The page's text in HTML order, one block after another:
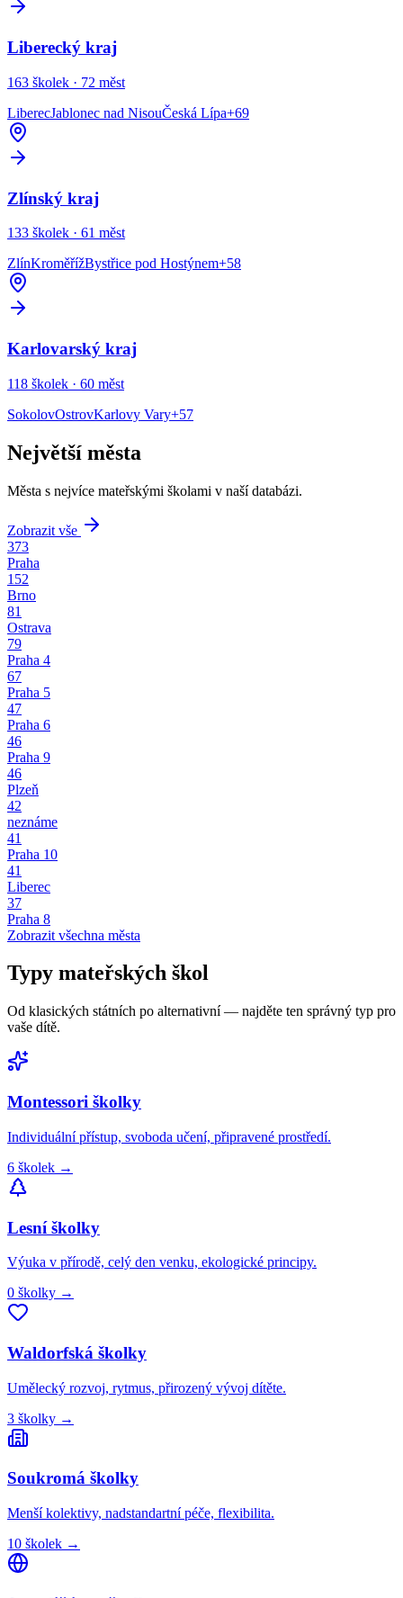
Liberecký kraj
163 školek · 72 měst
LiberecJablonec nad NisouČeská Lípa+69
Zlínský kraj
133 školek · 61 měst
ZlínKroměřížBystřice pod Hostýnem+58
Karlovarský kraj
118 školek · 60 měst
SokolovOstrovKarlovy Vary+57
Největší města
Města s nejvíce mateřskými školami v naší databázi.
Zobrazit vše
373
Praha
152
Brno
81
Ostrava
79
Praha 4
67
Praha 5
47
Praha 6
46
Praha 9
46
Plzeň
42
neznáme
41
Praha 10
41
Liberec
37
Praha 8
Zobrazit všechna města
Typy mateřských škol
Od klasických státních po alternativní — najděte ten správný typ pro
vaše dítě.
Montessori školky
Individuální přístup, svoboda učení, připravené prostředí.
6 školek →
Lesníškolky
Výuka v přírodě, celý den venku, ekologické principy.
0 školky →
Waldorfská školky
Umělecký rozvoj, rytmus, přirozený vývoj dítěte.
3 školky →
Soukromá školky
Menší kolektivy, nadstandartní péče, flexibilita.
10 školek →